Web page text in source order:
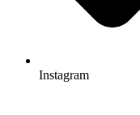
Instagram